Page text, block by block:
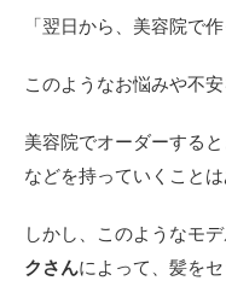
「翌日から、美容院で
このようなお悩みや不
美容院でオーダーする
などを持っていくことは
しかし、このようなモ
クさんによって、髪を